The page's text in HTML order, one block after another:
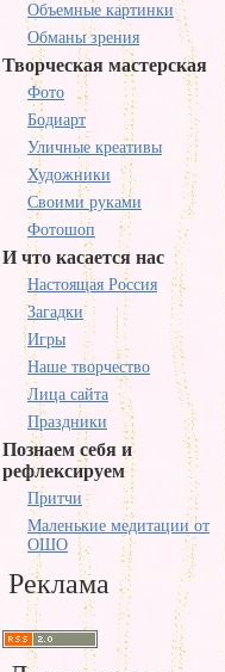
Объемные картинки
Обманы зрения
Творческая мастерская
Фото
Бодиарт
Уличные креативы
Художники
Своими руками
Фотошоп
И что касается нас
Настоящая Россия
Загадки
Игры
Наше творчество
Лица сайта
Праздники
Познаем себя и
рефлексируем
Притчи
Маленькие медитации от
ОШО
Реклама